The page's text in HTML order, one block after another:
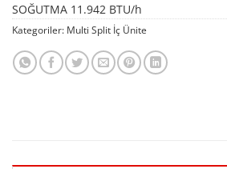
SOĞUTMA 11.942 BTU/h
Kategoriler: Multi Split İç Ünite